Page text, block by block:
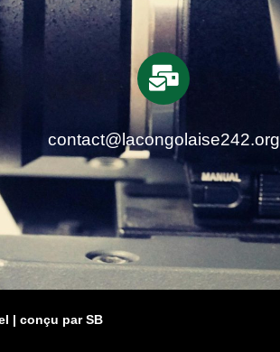
contact@lacongolaise242.org
| conçu par SB